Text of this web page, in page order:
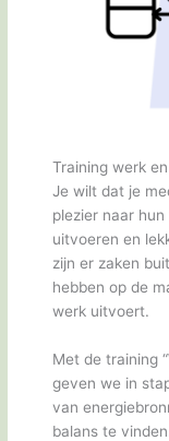
Training werk
Je wilt dat je
plezier naar
uitvoeren en
zijn er zaken
hebben op de
werk uitvoert.
Met de training
geven we in
van
balans te